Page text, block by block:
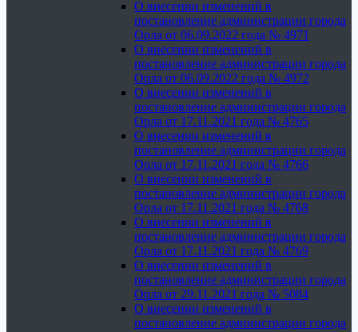
О внесении изменений в
постановление администрации города
Орла от 06.09.2022 года № 4971
О внесении изменений в
постановление администрации города
Орла от 06.09.2022 года № 4972
О внесении изменений в
постановление администрации города
Орла от 17.11.2021 года № 4765
О внесении изменений в
постановление администрации города
Орла от 17.11.2021 года № 4766
О внесении изменений в
постановление администрации города
Орла от 17.11.2021 года № 4768
О внесении изменений в
постановление администрации города
Орла от 17.11.2021 года № 4769
О внесении изменений в
постановление администрации города
Орла от 29.11.2021 года № 5084
О внесении изменений в
постановление администрации города